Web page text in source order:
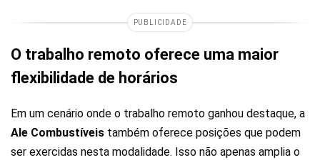
PUBLICIDADE
O trabalho remoto oferece uma maior
flexibilidade de horários
Em um cenário onde o trabalho remoto ganhou destaque, a
Ale Combustíveis também oferece posições que podem
ser exercidas nesta modalidade. Isso não apenas amplia o